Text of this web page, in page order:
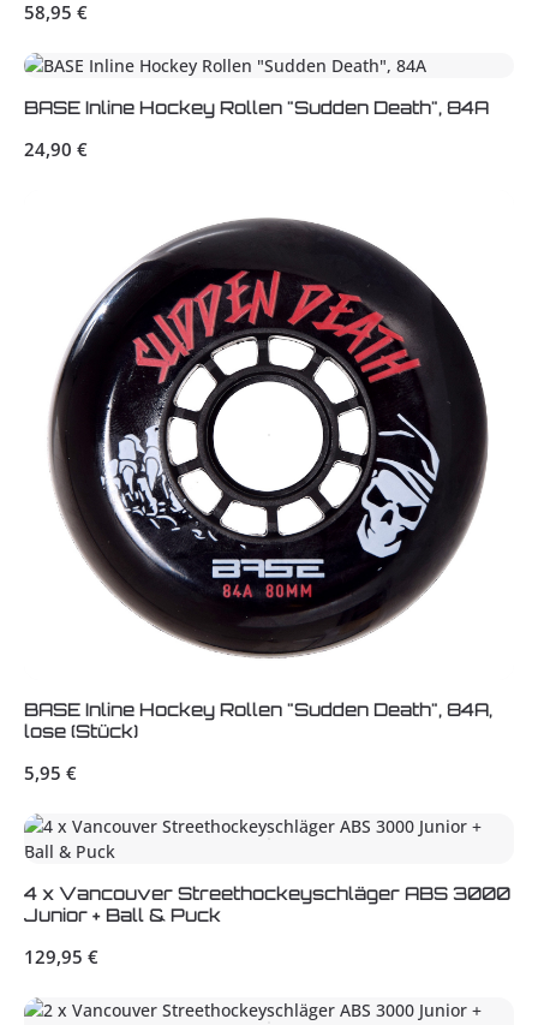
Regulärer Preis:
58,95 €
BASE Inline Hockey Rollen "Sudden Death", 84A
Regulärer Preis:
24,90 €
BASE Inline Hockey Rollen "Sudden Death", 84A,
lose (Stück)
Regulärer Preis:
5,95 €
4 x Vancouver Streethockeyschläger ABS 3000
Junior + Ball & Puck
Regulärer Preis:
129,95 €